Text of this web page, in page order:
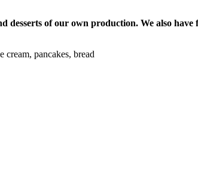
desserts of our own production. We also
cream, pancakes, bread